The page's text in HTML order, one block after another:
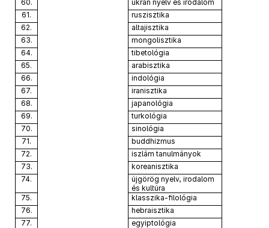
60.
ukrán nyelv és irodalom
61.
ruszisztika
62.
altajisztika
63.
mongolisztika
64.
tibetológia
65.
arabisztika
66.
indológia
67.
iranisztika
68.
japanológia
69.
turkológia
70.
sinológia
71.
buddhizmus
72.
iszlám tanulmányok
73.
koreanisztika
74.
újgörög nyelv, irodalom
és kultúra
75.
klasszika-filológia
76.
hebraisztika
77.
egyiptológia